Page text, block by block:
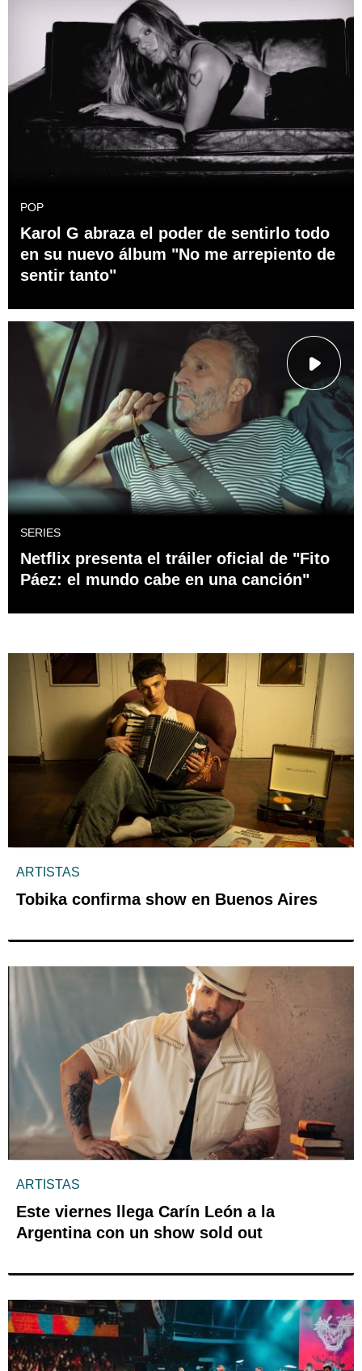
POP
Karol G abraza el poder de sentirlo todo
en su nuevo álbum "No me arrepiento de
sentir tanto"
SERIES
Netflix presenta el tráiler oficial de "Fito
Páez: el mundo cabe en una canción"
ARTISTAS
Tobika confirma show en Buenos Aires
ARTISTAS
Este viernes llega Carín León a la
Argentina con un show sold out